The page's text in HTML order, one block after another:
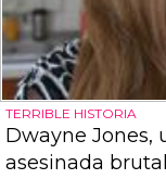
TERRIBLE HISTORIA
Dwayne Jones,
asesinada